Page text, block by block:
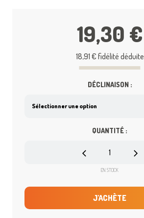
19,30 €
18,91 € fidélité déduite
DÉCLINAISON :
QUANTITÉ :
EN STOCK
J'ACHÈTE